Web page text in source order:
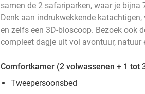
samen de 2 safariparken, waar je
Denk aan indrukwekkende
en zelfs een 3D-bioscoop. Bezoek ook
compleet dagje uit vol avontuur, natuur
Comfortkamer (2 volwassenen + 1 tot
Tweepersoonsbed